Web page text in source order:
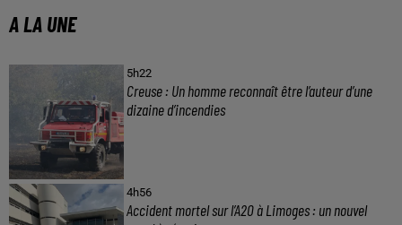
A LA UNE
5h22
Creuse : Un homme reconnaît être l’auteur d’une
dizaine d’incendies
4h56
Accident mortel sur l’A20 à Limoges : un nouvel